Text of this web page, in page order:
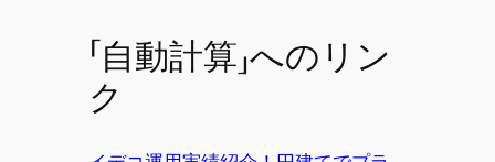
「自動計算」へのリン
ク